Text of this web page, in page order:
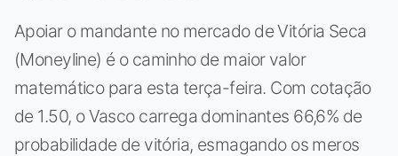
Apoiar o mandante no mercado de Vitória Seca
(Moneyline) é o caminho de maior valor
matemático para esta terça-feira. Com cotação
de 1.50, o Vasco carrega dominantes 66,6% de
probabilidade de vitória, esmagando os meros